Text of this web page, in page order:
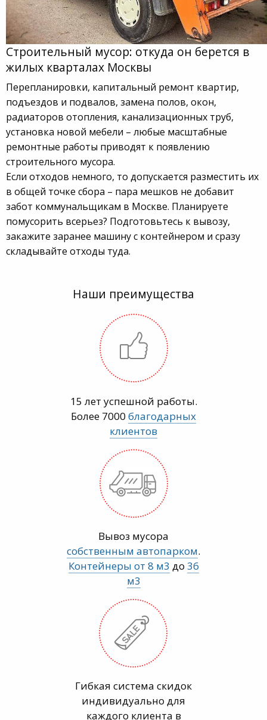
Строительный мусор: откуда он берется в
жилых кварталах Москвы
Перепланировки, капитальный ремонт квартир,
подъездов и подвалов, замена полов, окон,
радиаторов отопления, канализационных труб,
установка новой мебели – любые масштабные
ремонтные работы приводят к появлению
строительного мусора.
Если отходов немного, то допускается разместить их
в общей точке сбора – пара мешков не добавит
забот коммунальщикам в Москве. Планируете
помусорить всерьез? Подготовьтесь к вывозу,
закажите заранее машину с контейнером и сразу
складывайте отходы туда.
Наши преимущества
15 лет успешной работы.
Более 7000 благодарных
клиентов
Вывоз мусора
собственным автопарком.
Контейнеры от 8 м3 до 36
м3
Гибкая система скидок
индивидуально для
каждого клиента в